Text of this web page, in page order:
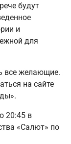
будут
и
для
все желающие.
на сайте
20:45 в
«Салют» по